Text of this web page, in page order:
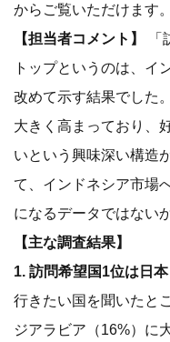
からご覧いただけます。
【担当者コメント】
「
トップというのは、イ
改めて示す結果でした
大きく高まっており、
いという興味深い構造
て、インドネシア市場
になるデータではない
【主な調査結果】
1. 訪問希望国1位は日
行きたい国を聞いたと
ジアラビア（16%）に